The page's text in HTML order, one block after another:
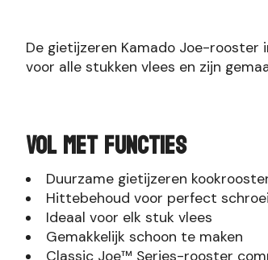
De gietijzeren Kamado Joe-rooster
voor alle stukken vlees en zijn
VOL MET FUNCTIES
Duurzame gietijzeren
Hittebehoud voor perfect
Ideaal voor elk stuk vlees
Gemakkelijk schoon te maken
Classic Joe™ Series-rooster